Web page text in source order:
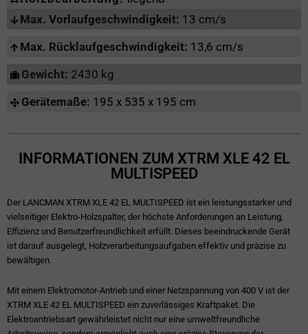
Max. Vorlaufgeschwindigkeit: 13 cm/s
Max. Rücklaufgeschwindigkeit: 13,6 cm/s
Gewicht: 2430 kg
Gerätemaße: 195 x 535 x 195 cm
INFORMATIONEN ZUM XTRM XLE 42 EL
MULTISPEED
Der LANCMAN XTRM XLE 42 EL MULTISPEED ist ein leistungsstarker und
vielseitiger Elektro-Holzspalter, der höchste Anforderungen an Leistung,
Effizienz und Benutzerfreundlichkeit erfüllt. Dieses beeindruckende Gerät
ist darauf ausgelegt, Holzverarbeitungsaufgaben effektiv und präzise zu
bewältigen.
Mit einem Elektromotor-Antrieb und einer Netzspannung von 400 V ist der
XTRM XLE 42 EL MULTISPEED ein zuverlässiges Kraftpaket. Die
Elektroantriebsart gewährleistet nicht nur eine umweltfreundliche